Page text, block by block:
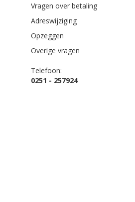
Vragen over betaling
Adreswijziging
Opzeggen
Overige vragen
Telefoon:
0251 - 257924